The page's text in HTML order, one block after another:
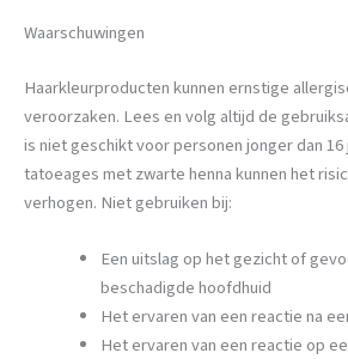
Waarschuwingen
Haarkleurproducten kunnen ernstige
veroorzaken. Lees en volg altijd de
is niet geschikt voor personen jonger dan 16
tatoeages met zwarte henna kunnen het
verhogen. Niet gebruiken bij:
Een uitslag op het gezicht of
beschadigde hoofdhuid
Het ervaren van een reactie na
Het ervaren van een reactie op